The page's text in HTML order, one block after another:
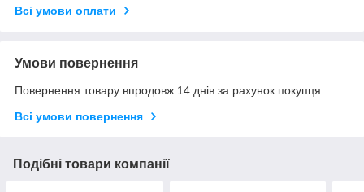
Всі умови оплати
Умови повернення
Повернення товару впродовж 14 днів за рахунок покупця
Всі умови повернення
Подібні товари компанії